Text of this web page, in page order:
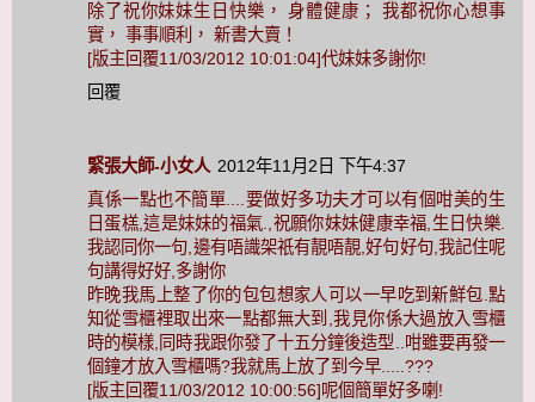
除了祝你妹妹生日快樂， 身體健康； 我都祝你心想事
實， 事事順利， 新書大賣！
[版主回覆11/03/2012 10:01:04]代妹妹多謝你!
回覆
緊張大師-小女人 2012年11月2日 下午4:37
真係一點也不簡單....要做好多功夫才可以有個咁美的生
日蛋榚,這是妹妹的福氣.,祝願你妹妹健康幸福,生日快樂.
我認同你一句,邊有唔識架祇有靚唔靚,好句好句,我記住呢
句講得好好,多謝你
昨晚我馬上整了你的包包想家人可以一早吃到新鮮包.點
知從雪櫃裡取出來一點都無大到,我見你係大過放入雪櫃
時的模樣,同時我跟你發了十五分鐘後造型..咁雖要再發一
個鐘才放入雪櫃嗎?我就馬上放了到今早.....???
[版主回覆11/03/2012 10:00:56]呢個簡單好多喇!